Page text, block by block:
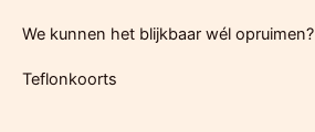
We kunnen het blijkbaar wél opruimen?
Teflonkoorts